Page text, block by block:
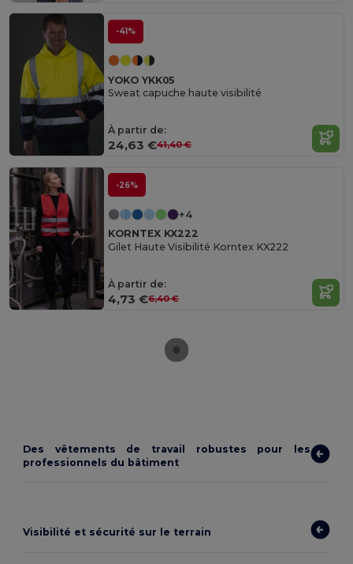
-41%
YOKO YKK05
Sweat capuche haute visibilité
À partir de:
24,63 €41,40 €
-26%
+4
KORNTEX KX222
Gilet Haute Visibilité Korntex KX222
À partir de:
4,73 €6,40 €
Des vêtements de travail robustes pour les
professionnels du bâtiment
Visibilité et sécurité sur le terrain